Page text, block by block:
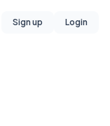
Sign up Login